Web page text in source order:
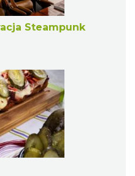
Steampunk